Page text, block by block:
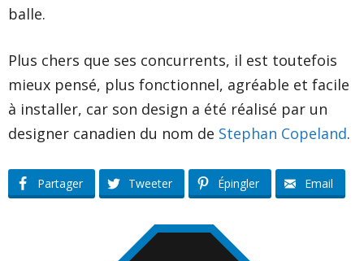
balle.
Plus chers que ses concurrents, il est toutefois
mieux pensé, plus fonctionnel, agréable et facile
à installer, car son design a été réalisé par un
designer canadien du nom de Stephan Copeland.
Partager Tweeter Épingler Email